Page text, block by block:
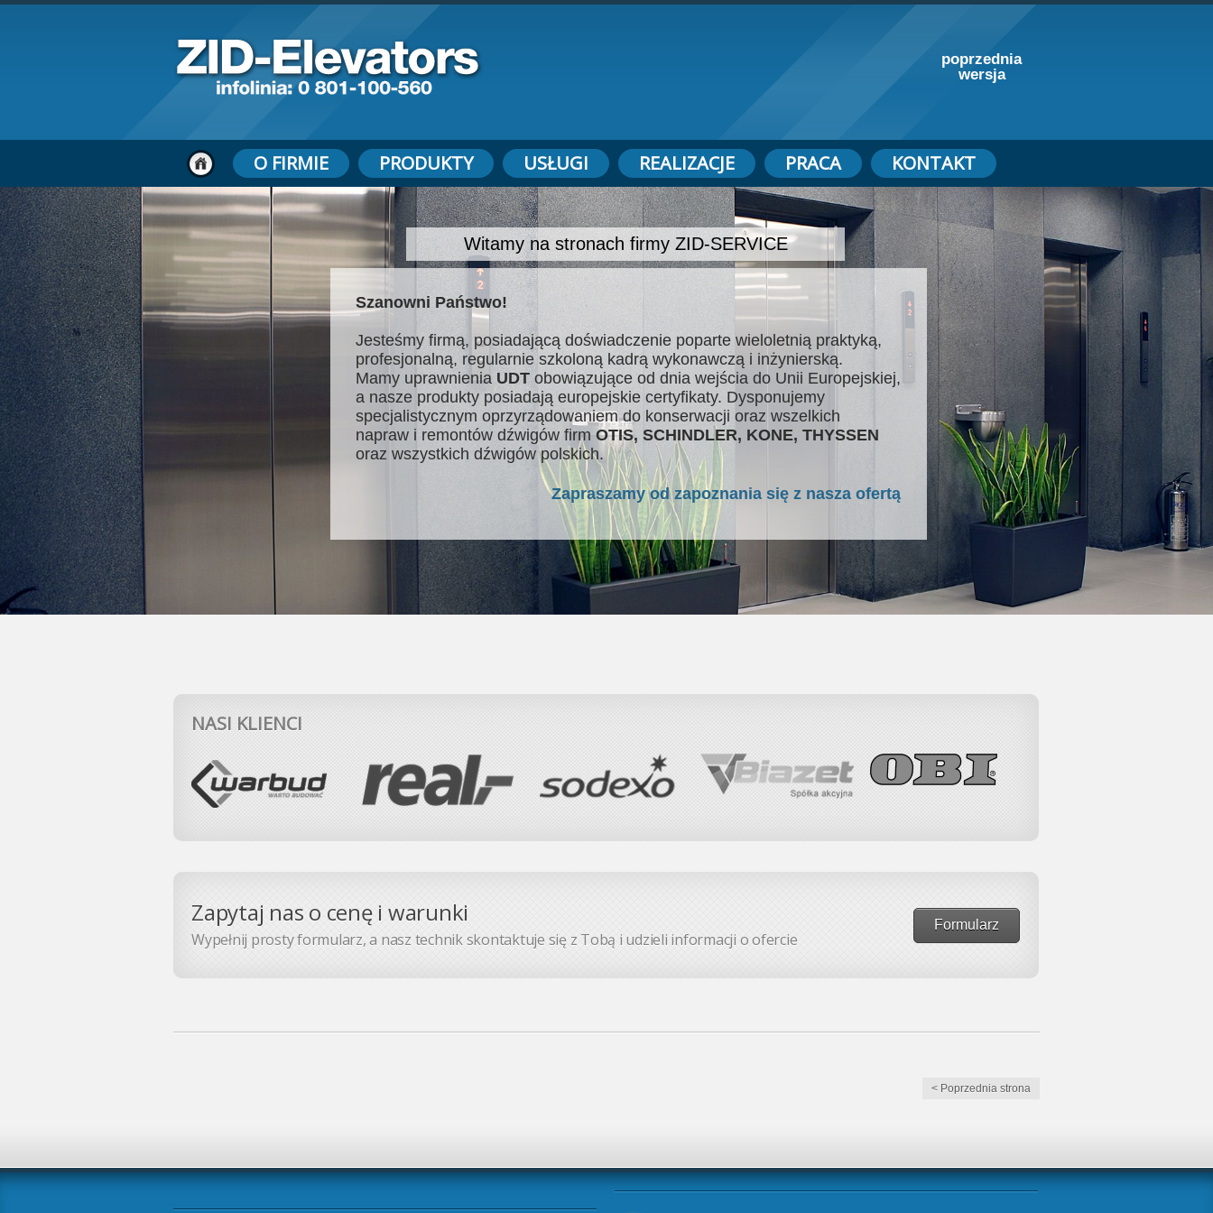
poprzednia
wersja
O FIRMIE PRODUKTY USŁUGI REALIZACJE PRACA KONTAKT
Witamy na stronach firmy ZID-SERVICE
Szanowni Państwo!
Jesteśmy firmą, posiadającą doświadczenie poparte wieloletnią praktyką,
profesjonalną, regularnie szkoloną kadrą wykonawczą i inżynierską.
Mamy uprawnienia UDT obowiązujące od dnia wejścia do Unii Europejskiej,
a nasze produkty posiadają europejskie certyfikaty. Dysponujemy
specjalistycznym oprzyrządowaniem do konserwacji oraz wszelkich
napraw i remontów dźwigów firmOTIS, SCHINDLER, KONE, THYSSEN
oraz wszystkich dźwigów polskich.
Zapraszamy od zapoznania się z nasza ofertą
NASI KLIENCI
Zapytaj nas o cenę i warunki
Wypełnij prosty formularz, a nasz technik skontaktuje się z Tobą i udzieli informacji o ofercie
Formularz
< Poprzednia strona